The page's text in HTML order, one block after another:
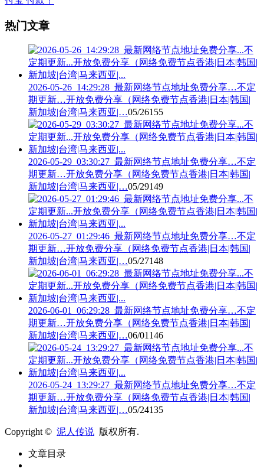
热门文章
2026-05-26_14:29:28_最新网络节点地址免费分享…不定
期更新…开放免费分享（网络免费节点香港|日本|韩国|
新加坡|台湾|马来西亚|…05/26155
2026-05-29_03:30:27_最新网络节点地址免费分享…不定
期更新…开放免费分享（网络免费节点香港|日本|韩国|
新加坡|台湾|马来西亚|…05/29149
2026-05-27_01:29:46_最新网络节点地址免费分享…不定
期更新…开放免费分享（网络免费节点香港|日本|韩国|
新加坡|台湾|马来西亚|…05/27148
2026-06-01_06:29:28_最新网络节点地址免费分享…不定
期更新…开放免费分享（网络免费节点香港|日本|韩国|
新加坡|台湾|马来西亚|…06/01146
2026-05-24_13:29:27_最新网络节点地址免费分享…不定
期更新…开放免费分享（网络免费节点香港|日本|韩国|
新加坡|台湾|马来西亚|…05/24135
Copyright © 泥人传说 版权所有.
文章目录